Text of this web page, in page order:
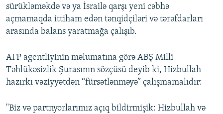
sürükləməkdə və ya İsrailə qarşı yeni cəbhə
açmamaqda ittiham edən tənqidçiləri və tərəfdarları
arasında balans yaratmağa çalışıb.
AFP agentliyinin məlumatına görə ABŞ Milli
Təhlükəsizlik Şurasının sözçüsü deyib ki, Hizbullah
hazırkı vəziyyətdən “fürsətlənməyə” çalışmamalıdır:
"Biz və partnyorlarımız açıq bildirmişik: Hizbullah və